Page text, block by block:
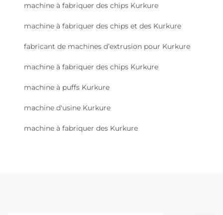
machine à fabriquer des chips Kurkure
machine à fabriquer des chips et des Kurkure
fabricant de machines d’extrusion pour Kurkure
machine à fabriquer des chips Kurkure
machine à puffs Kurkure
machine d'usine Kurkure
machine à fabriquer des Kurkure